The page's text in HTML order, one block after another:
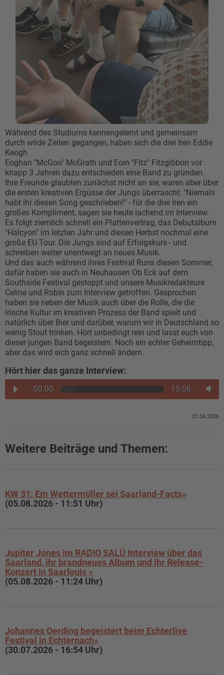
Während des Studiums kennengelernt und gemeinsam
durch wilde Zeiten gegangen, haben sich die drei Iren Eddie
Keogh
Eoghan "McGoo" McGrath und Eoin "Fitz" Fitzgibbon vor
knapp 3 Jahren dazu entschieden eine Band zu gründen.
Ihre Freunde glaubten zunächst nicht an sie, waren aber über
die ersten kreativen Ergüsse der Jungs überrascht: "Niemals
habt ihr diesen Song geschrieben!" - für die drei Iren ein
großes Kompliment, sagen sie heute lachend im Interview.
Es folgt ziemlich schnell ein Plattenvertrag, das Debutalbum
"Halcyon" im letzten Jahr und diesen Herbst nochmal eine
große EU Tour. Die Jungs sind auf Erfolgskurs - und
schreiben weiter unentwegt an neues Musik.
Und das auch während ihres Festival Runs diesen Sommer,
dafür haben sie auch in Neuhausen Ob Eck auf dem
Southside Festival gestoppt und unsere Musikredakteure
Celine und Robin zum Interview getroffen. Gesprochen
haben sie neben der Musik auch über die Rolle, die die
irische Kultur im kreativen Prozess der Band spielt und
natürlich über Bier und darüber, warum wir in Deutschland so
wenig Stout trinken. Hört unbedingt rein und lasst euch von
dieser jungen Band begeistern. Noch ein echter Geheimtipp,
aber das wird sich ganz schnell ändern.
Hört hier das ganze Interview:
00:00 15:06
21.06.2026
Weitere Beiträge und Themen:
KW 31: Em Wettermüller sei Saarland-Facts»
(05.08.2026 - 11:51 Uhr)
Jupiter Jones im RADIO SALÜ Interview über das
Saarland, ihr brandneues Album und ihr Release-
Konzert in Saarlouis »
(05.08.2026 - 11:24 Uhr)
Johannes Oerding begeistert beim Echterlive
Festival in Echternach»
(30.07.2026 - 16:54 Uhr)